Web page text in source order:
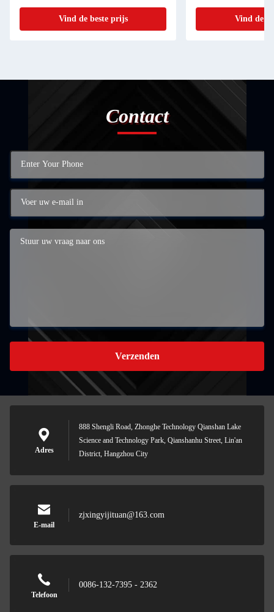
Vind de beste prijs
Sticker
Vind de
Contact
Verzenden
Adres
888 Shengli Road, Zhonghe Technology Qianshan Lake
Science and Technology Park, Qianshanhu Street, Lin'an
District, Hangzhou City
E-mail
zjxingyijituan@163.com
Telefoon
0086-132-7395 - 2362